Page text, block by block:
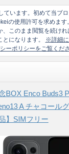
ています。初めて当ブ
の使用許可を求めます。
、このまま閲覧を続けれ
になります。
※詳細に
ーポリシーをご覧くださ
BOX Enco Buds3
A チャコール
】SIMフリー